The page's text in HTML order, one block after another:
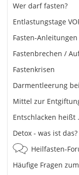
Wer darf fasten?
Entlastungstage
Fasten-Anleitungen
Fastenbrechen /
Fastenkrisen
Darmentleerung
Mittel zur
Entschlacken heißt
Detox - was ist das?
Heilfasten-
Häufige Fragen